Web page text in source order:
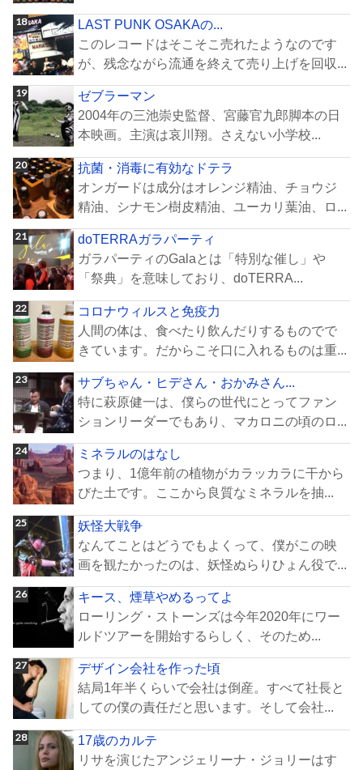
LAST PUNK OSAKAの...
このレコードはそこそこ売れたようなのです
が、残念ながら流通を終えて売り上げを回収...
ゼブラーマン
2004年の三池崇史監督、宮藤官九郎脚本の日
本映画。主演は哀川翔。さえない小学校...
抗菌・消毒に有効なドテラ
オンガードは成分はオレンジ精油、チョウジ
精油、シナモン樹皮精油、ユーカリ葉油、ロ...
doTERRAガラパーティ
ガラパーティのGalaとは「特別な催し」や
「祭典」を意味しており、doTERRA...
コロナウィルスと免疫力
人間の体は、食べたり飲んだりするものでで
きています。だからこそ口に入れるものは重...
サブちゃん・ヒデさん・おかみさん...
特に萩原健一は、僕らの世代にとってファン
ションリーダーでもあり、マカロニの頃のロ...
ミネラルのはなし
つまり、1億年前の植物がカラッカラに干から
びた土です。ここから良質なミネラルを抽...
妖怪大戦争
なんてことはどうでもよくって、僕がこの映
画を観たかったのは、妖怪ぬらりひょん役で...
キース、煙草やめるってよ
ローリング・ストーンズは今年2020年にワー
ルドツアーを開始するらしく、そのため...
デザイン会社を作った頃
結局1年半くらいで会社は倒産。すべて社長と
しての僕の責任だと思います。そして会社...
17歳のカルテ
リサを演じたアンジェリーナ・ジョリーはす